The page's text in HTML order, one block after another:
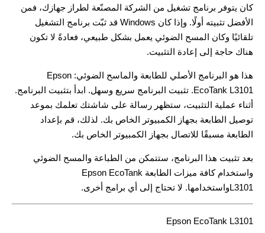
كان يتوفر برنامج تشغيل من الشركة المصنّعة لطراز جهازك، فمن
الأفضل تثبيته أولًا. وإذا كان Windows قد ثبّت برنامج التشغيل
تلقائيًا وكان المسح الضوئي يعمل بشكل طبيعي، فعادةً لا تكون
هناك حاجة إلى إعادة التثبيت.
هذا هو البرنامج الأصلي للطابعة والماسح الضوئي: Epson
EcoTank L3101. تثبيت البرنامج سريع وسهل. ابدأ بتثبيت البرنامج.
أثناء عملية التثبيت، ستظهر رسالة على شاشتك تعلمك بموعد
توصيل الطابعة بجهاز الكمبيوتر الخاص بك. لذلك، قم بإعداد
الطابعة مسبقًا للاتصال بجهاز الكمبيوتر الخاص بك.
بعد تثبيت هذا البرنامج، ستتمكن من الطباعة والمسح الضوئي
واستخدام كافة ميزات الطابعة Epson EcoTank
L3101واستخدامها. لا تحتاج إلى أي برامج أخرى.
Epson EcoTank L3101